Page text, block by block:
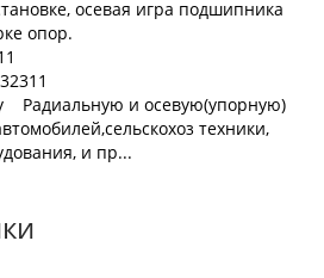
осевая игра подшипника
опор.
Радиальную и осевую(упорную)
техники,
и пр...